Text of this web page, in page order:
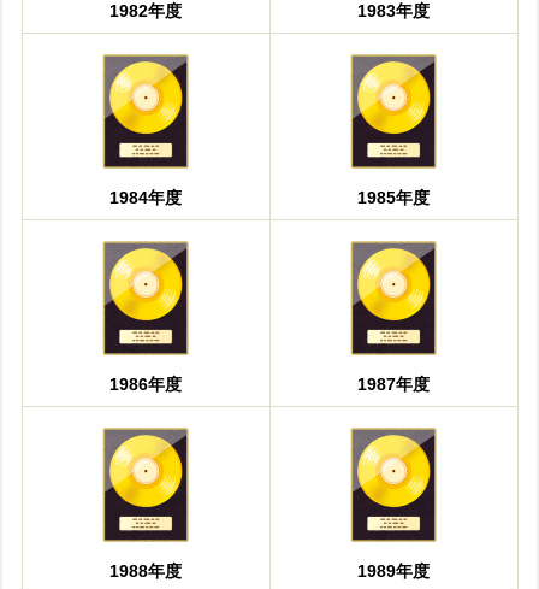
1982年度 1983年度
1984年度 1985年度
1986年度 1987年度
1988年度 1989年度